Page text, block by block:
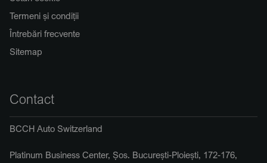
Termeni și condiții
Întrebări frecvente
Sitemap
Contact
BCCH Auto Switzerland
Platinum Business Center, Șos. București-Ploiești, 172-176,